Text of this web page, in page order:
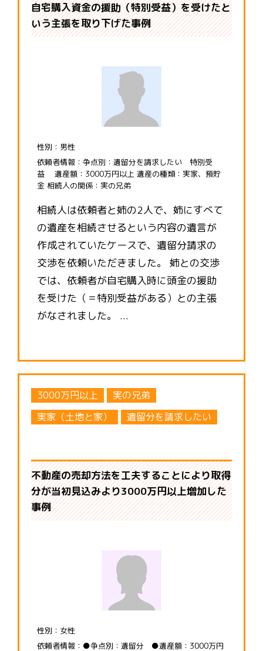
自宅購入資金の援助（特別受益）を受けたと
いう主張を取り下げた事例
性別：男性
依頼者情報：争点別：遺留分を請求したい 特別受
益 遺産額：3000万円以上 遺産の種類：実家、預貯
金 相続人の関係：実の兄弟
相続人は依頼者と姉の2人で、姉にすべて
の遺産を相続させるという内容の遺言が
作成されていたケースで、遺留分請求の
交渉を依頼いただきました。 姉との交渉
では、依頼者が自宅購入時に頭金の援助
を受けた（＝特別受益がある）との主張
がなされました。 ...
3000万円以上
実の兄弟
実家（土地と家）
遺留分を請求したい
不動産の売却方法を工夫することにより取得
分が当初見込みより3000万円以上増加した
事例
性別：女性
依頼者情報：●争点別：遺留分 ●遺産額：3000万円